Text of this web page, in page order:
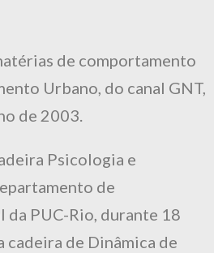
de comportamento
Urbano, do canal GNT,
de 2003.
Psicologia e
de
da PUC-Rio, durante 18
cadeira de Dinâmica de